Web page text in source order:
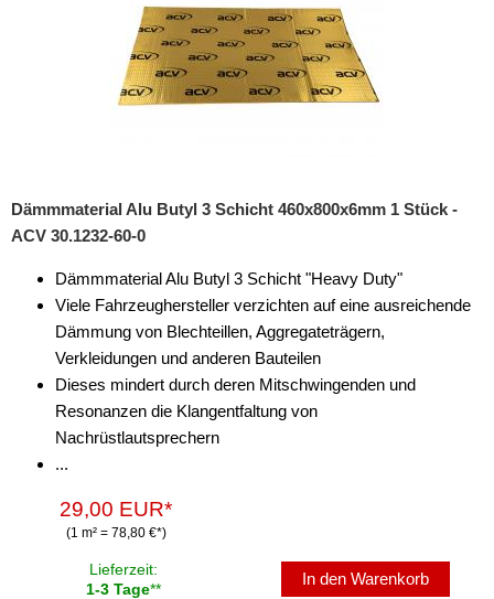
Dämmmaterial Alu Butyl 3 Schicht 460x800x6mm 1 Stück -
ACV 30.1232-60-0
Dämmmaterial Alu Butyl 3 Schicht "Heavy Duty"
Viele Fahrzeughersteller verzichten auf eine ausreichende
Dämmung von Blechteillen, Aggregateträgern,
Verkleidungen und anderen Bauteilen
Dieses mindert durch deren Mitschwingenden und
Resonanzen die Klangentfaltung von
Nachrüstlautsprechern
...
29,00 EUR*
(1 m² = 78,80 €*)
Lieferzeit:
1-3 Tage**
In den Warenkorb